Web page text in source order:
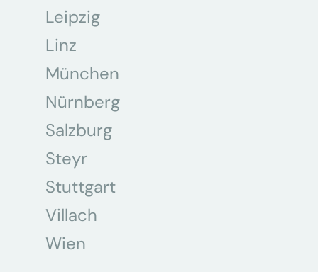
Leipzig
Linz
München
Nürnberg
Salzburg
Steyr
Stuttgart
Villach
Wien